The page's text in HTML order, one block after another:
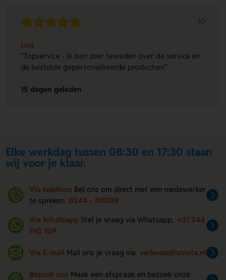
10
Lisa
"Topservice - Ik ben zeer tevreden over de service en
de bestelde gepersonaliseerde producten!"
15 dagen geleden
Elke werkdag tussen 08:30 en 17:30 staan
wij voor je klaar.
Via telefoon Bel ons om direct met een medewerker
te spreken 0344 - 745109
Via Whatsapp Stel je vraag via Whatsapp. +31 344
745 109
Via E-mail Mail ons je vraag via verkoop@lavista.nl
Bezoek ons Maak een afspraak en bezoek onze